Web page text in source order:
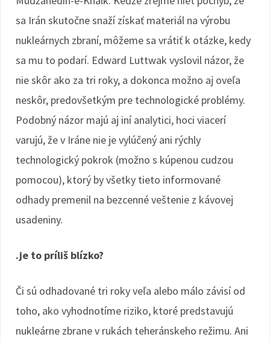
sa Irán skutočne snaží získať materiál na výrobu
nukleárnych zbraní, môžeme sa vrátiť k otázke, kedy
sa mu to podarí. Edward Luttwak vyslovil názor, že
nie skôr ako za tri roky, a dokonca možno aj oveľa
neskôr, predovšetkým pre technologické problémy.
Podobný názor majú aj iní analytici, hoci viacerí
varujú, že v Iráne nie je vylúčený ani rýchly
technologický pokrok (možno s kúpenou cudzou
pomocou), ktorý by všetky tieto informované
odhady premenil na bezcenné veštenie z kávovej
usadeniny.
.je to príliš blízko?
Či sú odhadované tri roky veľa alebo málo závisí od
toho, ako vyhodnotíme riziko, ktoré predstavujú
nukleárne zbrane v rukách teheránskeho režimu. Ani